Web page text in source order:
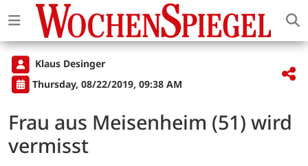
Klaus Desinger
Thursday, 08/22/2019, 09:38 AM
Frau aus Meisenheim (51) wird
vermisst